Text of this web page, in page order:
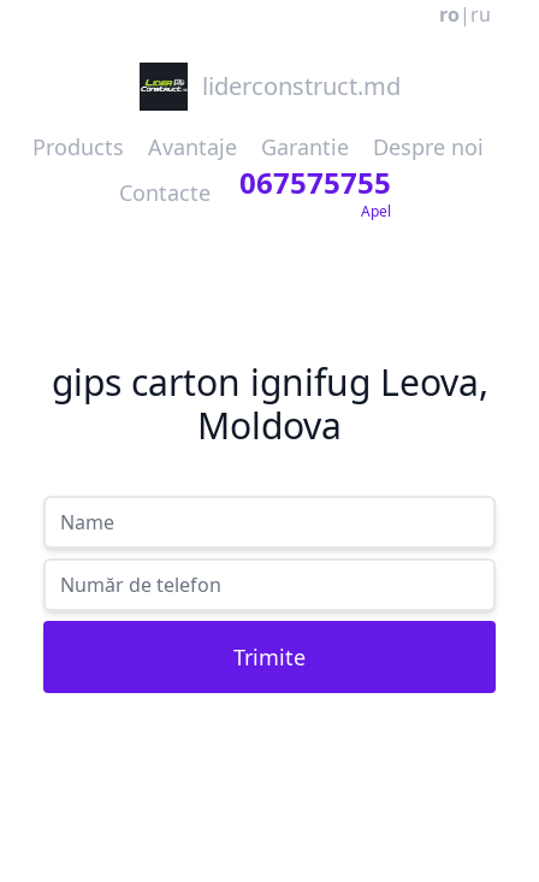
ro | ru
liderconstruct.md
Products Avantaje Garantie
Despre noi
Contacte
067575755
Apel
gips carton ignifug Leova,
Moldova
Trimite